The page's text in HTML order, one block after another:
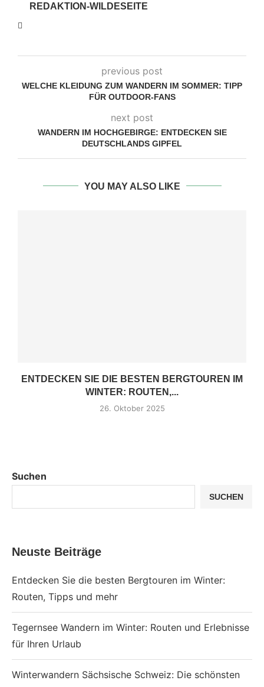
REDAKTION-WILDESEITE
previous post
WELCHE KLEIDUNG ZUM WANDERN IM SOMMER: TIPP
FÜR OUTDOOR-FANS
next post
WANDERN IM HOCHGEBIRGE: ENTDECKEN SIE
DEUTSCHLANDS GIPFEL
YOU MAY ALSO LIKE
ENTDECKEN SIE DIE BESTEN BERGTOUREN IM
WINTER: ROUTEN,...
26. Oktober 2025
Suchen
SUCHEN
Neuste Beiträge
Entdecken Sie die besten Bergtouren im Winter:
Routen, Tipps und mehr
Tegernsee Wandern im Winter: Routen und Erlebnisse
für Ihren Urlaub
Winterwandern Sächsische Schweiz: Die schönsten